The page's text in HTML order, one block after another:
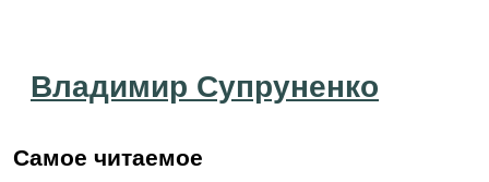
Владимир Супруненко
Самое читаемое